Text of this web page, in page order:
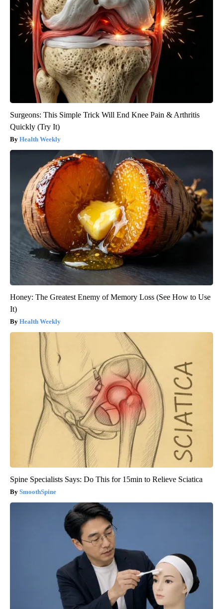
Surgeons: This Simple Trick Will End Knee Pain & Arthritis
Quickly (Try It)
Health Weekly
Honey: The Greatest Enemy of Memory Loss (See How to Use
It)
Health Weekly
Spine Specialists Says: Do This for 15min to Relieve Sciatica
SmoothSpine